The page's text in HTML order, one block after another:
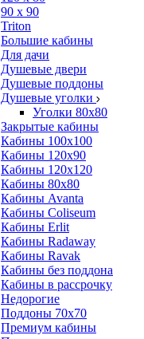
90 х 90
Triton
Большие кабины
Для дачи
Душевые двери
Душевые поддоны
Душевые уголки
Уголки 80х80
Закрытые кабины
Кабины 100x100
Кабины 120x90
Кабины 120х120
Кабины 80х80
Кабины Avanta
Кабины Coliseum
Кабины Erlit
Кабины Radaway
Кабины Ravak
Кабины без поддона
Кабины в рассрочку
Недорогие
Поддоны 70x70
Премиум кабины